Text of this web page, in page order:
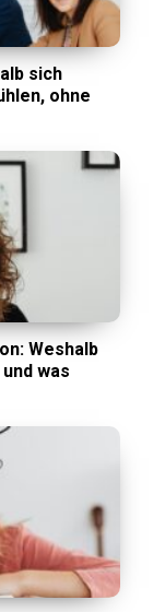
sich
ohne
Weshalb
was